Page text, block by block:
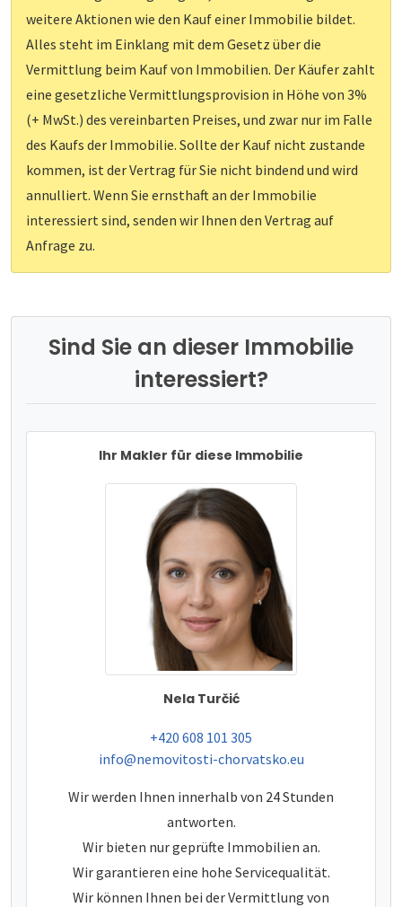
weitere Aktionen wie den Kauf einer Immobilie bildet.
Alles steht im Einklang mit dem Gesetz über die
Vermittlung beim Kauf von Immobilien. Der Käufer zahlt
eine gesetzliche Vermittlungsprovision in Höhe von 3%
(+ MwSt.) des vereinbarten Preises, und zwar nur im Falle
des Kaufs der Immobilie. Sollte der Kauf nicht zustande
kommen, ist der Vertrag für Sie nicht bindend und wird
annulliert. Wenn Sie ernsthaft an der Immobilie
interessiert sind, senden wir Ihnen den Vertrag auf
Anfrage zu.
Sind Sie an dieser Immobilie
interessiert?
Ihr Makler für diese Immobilie
Nela Turčić
tel:
+420 608 101 305
e-mail:
info@nemovitosti-chorvatsko.eu
Wir werden Ihnen innerhalb von 24 Stunden
antworten.
Wir bieten nur geprüfte Immobilien an.
Wir garantieren eine hohe Servicequalität.
Wir können Ihnen bei der Vermittlung von